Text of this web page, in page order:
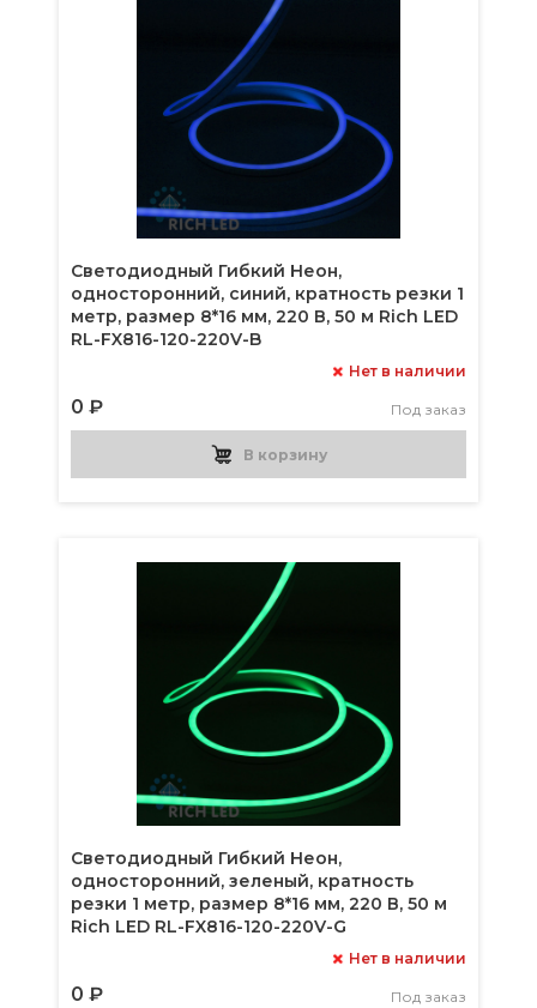
Светодиодный Гибкий Неон,
односторонний, синий, кратность резки 1
метр, размер 8*16 мм, 220 В, 50 м Rich LED
RL-FX816-120-220V-B
0 ₽
Нет в наличии
Под заказ
В корзину
Светодиодный Гибкий Неон,
односторонний, зеленый, кратность
резки 1 метр, размер 8*16 мм, 220 В, 50 м
Rich LED RL-FX816-120-220V-G
0 ₽
Нет в наличии
Под заказ